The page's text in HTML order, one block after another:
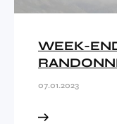
WEEK-
07.01.2023